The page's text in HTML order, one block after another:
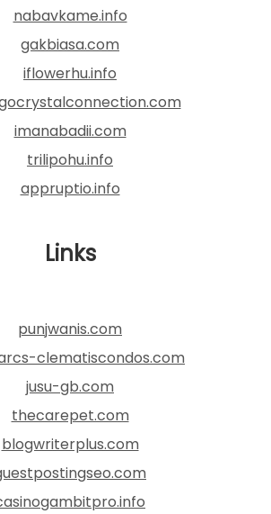
nabavkame.info
gakbiasa.com
iflowerhu.info
imanabadii.com
trilipohu.info
appruptio.info
Links
punjwanis.com
clematiscondos.com
jusu-gb.com
thecarepet.com
blogwriterplus.com